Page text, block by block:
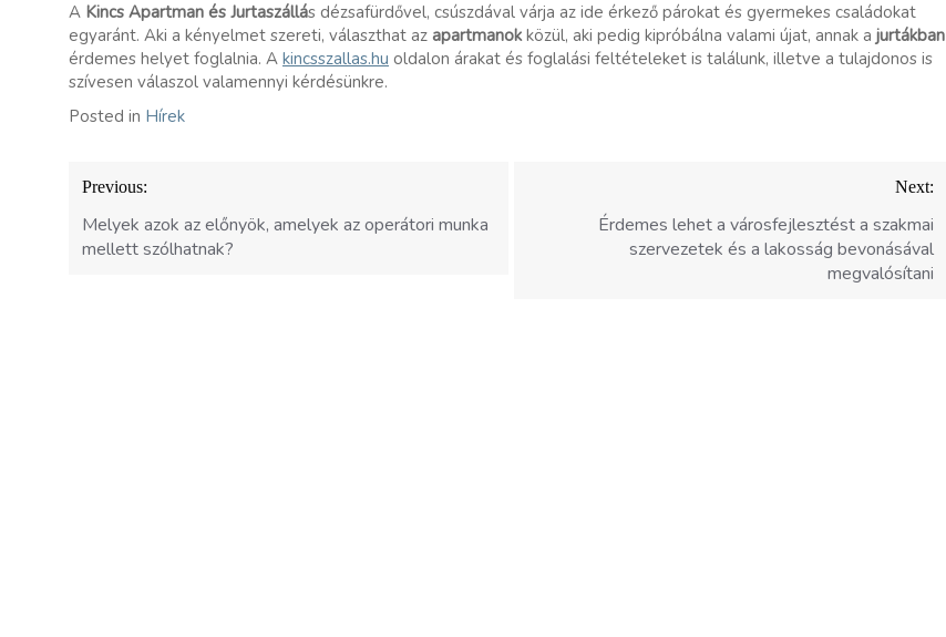
A Kincs Apartman és Jurtaszállás dézsafürdővel, csúszdával várja az ide érkező párokat és gyermekes családokat
egyaránt. Aki a kényelmet szereti, választhat az apartmanokközül, aki pedig kipróbálna valami újat, annak a jurtákban
érdemes helyet foglalnia. A kincsszallas.hu oldalon árakat és foglalási feltételeket is találunk, illetve a tulajdonos is
szívesen válaszol valamennyi kérdésünkre.
Posted in Hírek
Bejegyzés
navigáció
Previous:
Melyek azok az előnyök, amelyek az operátori munka
mellett szólhatnak?
Next:
Érdemes lehet a városfejlesztést a szakmai
szervezetek és a lakosság bevonásával
megvalósítani